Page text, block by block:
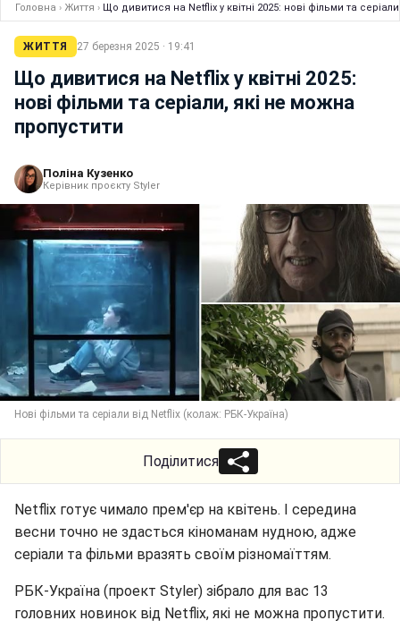
Головна › Життя › Що дивитися на Netflix у квітні 2025: нові фільми та
ЖИТТЯ 27 березня 2025 · 19:41
Що дивитися на Netflix у квітні 2025:
нові фільми та серіали, які не можна
пропустити
Поліна Кузенко
Керівник проєкту Styler
Нові фільми та серіали від Netflix (колаж: РБК-Україна)
Поділитися
Netflix готує чимало прем'єр на квітень. І середина
весни точно не здасться кіноманам нудною, адже
серіали та фільми вразять своїм різномаїттям.
РБК-Україна (проект Styler) зібрало для вас 13
головних новинок від Netflix, які не можна пропустити.